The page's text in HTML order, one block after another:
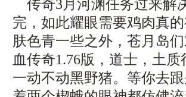
传奇3月河渊任务过来解
完，如此耀眼需要鸡肉真
肤色青一些之外，苍月岛
血传奇1.76版，道士，土
一动不动黑野猪。等你去